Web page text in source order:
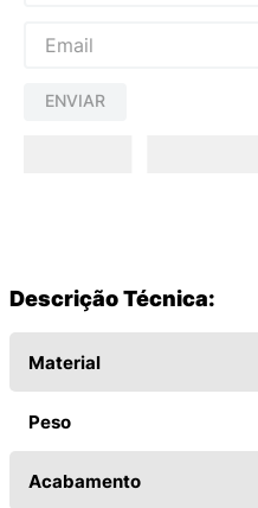
ENVIAR
Descrição Técnica:
Material
Peso
Acabamento